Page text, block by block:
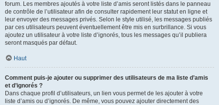
forum. Les membres ajoutés à votre liste d’amis seront listés dans le panneau
de contrôle de l’utilisateur afin de consulter rapidement leur statut en ligne et
leur envoyer des messages privés. Selon le style utilisé, les messages publiés
par ces utilisateurs peuvent éventuellement être mis en surbrillance. Si vous
ajoutez un utilisateur à votre liste d’ignorés, tous les messages qu’il publiera
seront masqués par défaut.
Haut
Comment puis-je ajouter ou supprimer des utilisateurs de ma liste d’amis
et d’ignorés ?
Dans chaque profil d’utilisateurs, un lien vous permet de les ajouter à votre
liste d’amis ou d’ignorés. De même, vous pouvez ajouter directement des